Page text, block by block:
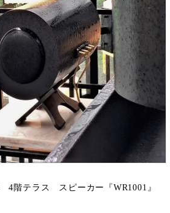
4階テラス スピーカー『WR1001』